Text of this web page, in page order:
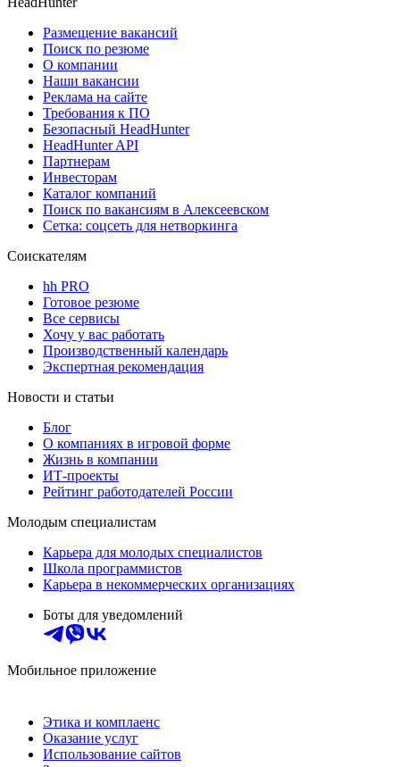
Размещение вакансий
Поиск по резюме
О компании
Наши вакансии
Реклама на сайте
Требования к ПО
Безопасный HeadHunter
HeadHunter API
Партнерам
Инвесторам
Каталог компаний
Поиск по вакансиям в Алексеевском
Сетка: соцсеть для нетворкинга
Соискателям
hh PRO
Готовое резюме
Все сервисы
Хочу у вас работать
Производственный календарь
Экспертная рекомендация
Новости и статьи
Блог
О компаниях в игровой форме
Жизнь в компании
ИТ-проекты
Рейтинг работодателей России
Молодым специалистам
Карьера для молодых специалистов
Школа программистов
Карьера в некоммерческих организациях
Боты для уведомлений
Мобильное приложение
Этика и комплаенс
Оказание услуг
Использование сайтов